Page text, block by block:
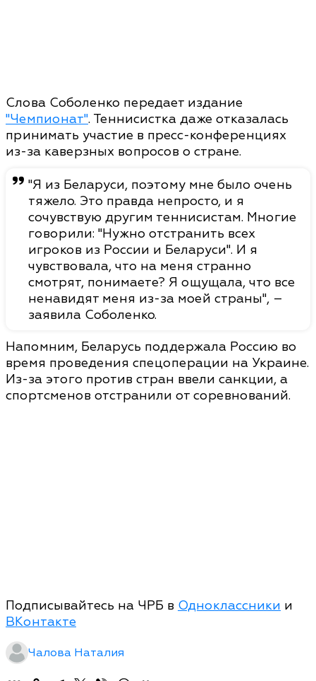
Слова Соболенко передает издание
"Чемпионат". Теннисистка даже отказалась
принимать участие в пресс-конференциях
из-за каверзных вопросов о стране.
"Я из Беларуси, поэтому мне было очень
тяжело. Это правда непросто, и я
сочувствую другим теннисистам. Многие
говорили: "Нужно отстранить всех
игроков из России и Беларуси". И я
чувствовала, что на меня странно
смотрят, понимаете? Я ощущала, что все
ненавидят меня из-за моей страны", –
заявила Соболенко.
Напомним, Беларусь поддержала Россию во
время проведения спецоперации на Украине.
Из-за этого против стран ввели санкции, а
спортсменов отстранили от соревнований.
Подписывайтесь на ЧРБ в Одноклассники и
ВКонтакте
Чалова Наталия